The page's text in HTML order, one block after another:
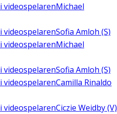
i videospelarenMichael
i videospelarenSofia Amloh (S)
i videospelarenMichael
i videospelarenSofia Amloh (S)
i videospelarenCamilla Rinaldo
i videospelarenCiczie Weidby (V)